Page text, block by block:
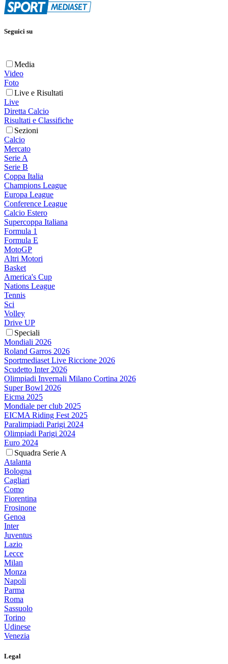
Seguici su
Media
Video
Foto
Live e Risultati
Live
Diretta Calcio
Risultati e Classifiche
Sezioni
Calcio
Mercato
Serie A
Serie B
Coppa Italia
Champions League
Europa League
Conference League
Calcio Estero
Supercoppa Italiana
Formula 1
Formula E
MotoGP
Altri Motori
Basket
America's Cup
Nations League
Tennis
Sci
Volley
Drive UP
Speciali
Mondiali 2026
Roland Garros 2026
Sportmediaset Live Riccione 2026
Scudetto Inter 2026
Olimpiadi Invernali Milano Cortina 2026
Super Bowl 2026
Eicma 2025
Mondiale per club 2025
EICMA Riding Fest 2025
Paralimpiadi Parigi 2024
Olimpiadi Parigi 2024
Euro 2024
Squadra Serie A
Atalanta
Bologna
Cagliari
Como
Fiorentina
Frosinone
Genoa
Inter
Juventus
Lazio
Lecce
Milan
Monza
Napoli
Parma
Roma
Sassuolo
Torino
Udinese
Venezia
Legal